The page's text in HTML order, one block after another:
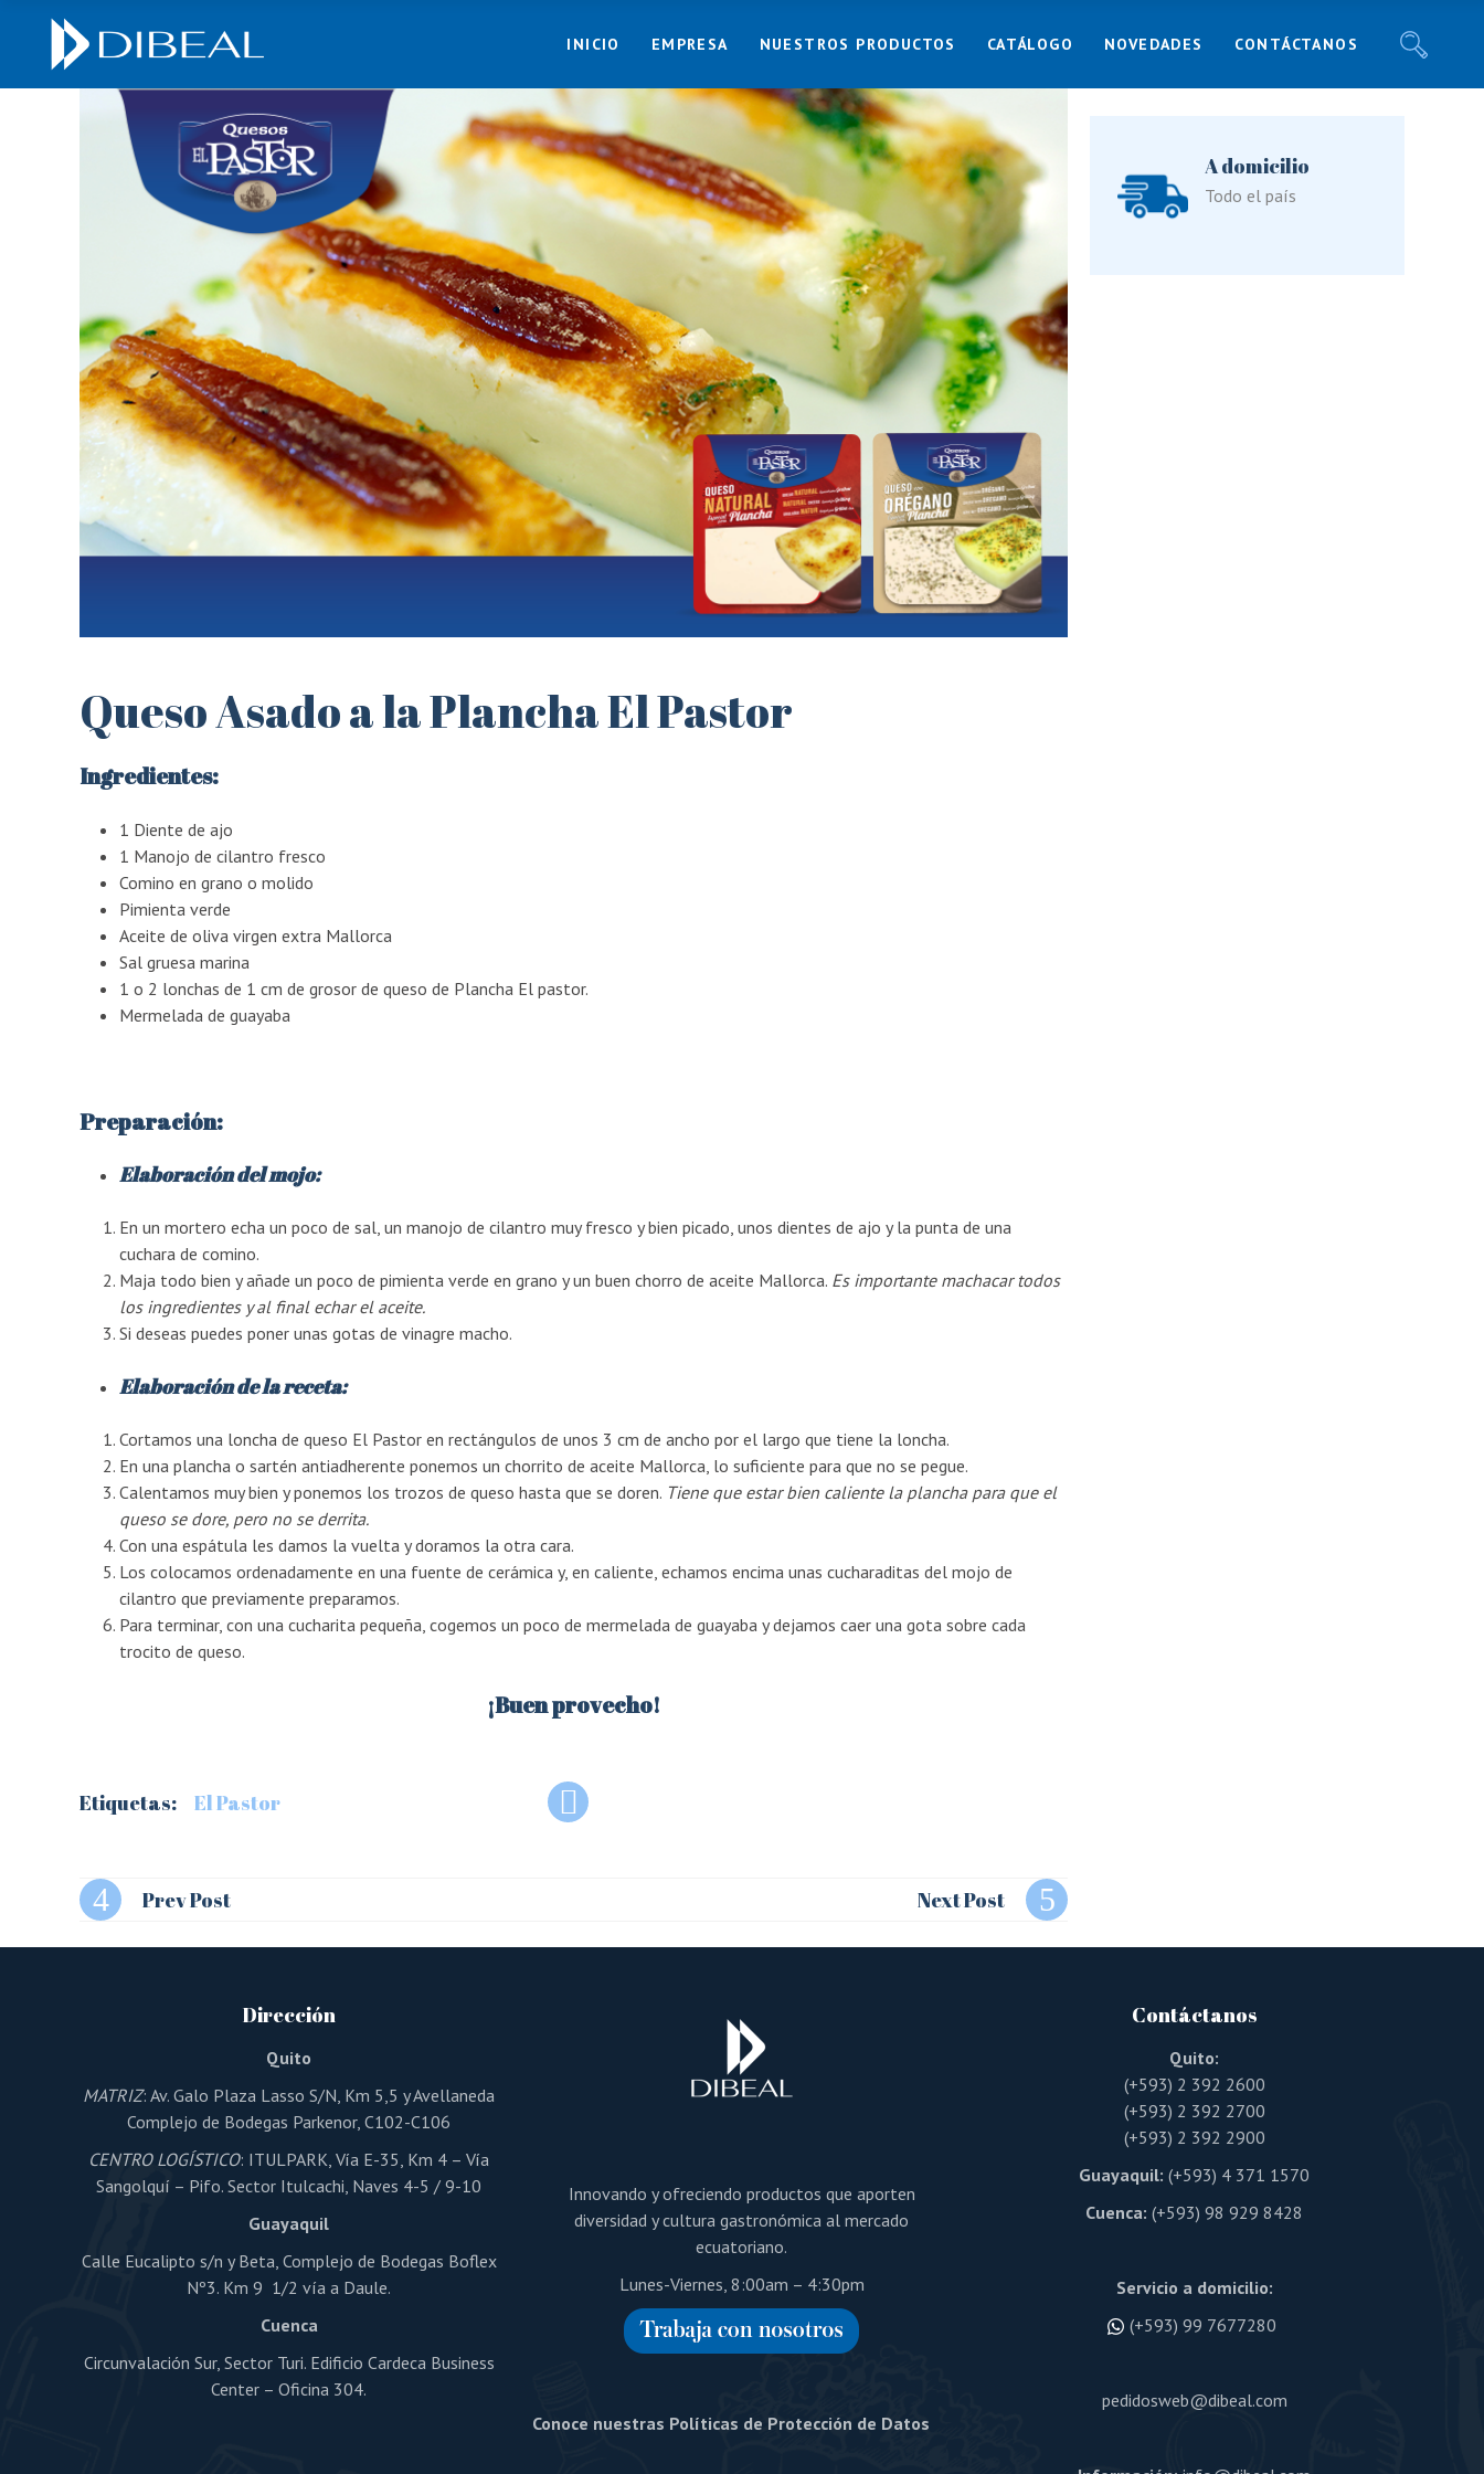
INICIO EMPRESA NUESTROS PRODUCTOS CATÁLOGO NOVEDADES
Recetas
Blog
CONTÁCTANOS
Responsabilidad Social
Queso Asado a la Plancha El Pastor
Ingredientes:
1 Diente de ajo
1 Manojo de cilantro fresco
Comino en grano o molido
Pimienta verde
Aceite de oliva virgen extra Mallorca
Sal gruesa marina
1 o 2 lonchas de 1 cm de grosor de queso de Plancha El pastor.
Mermelada de guayaba
Preparación:
Elaboración del mojo:
En un mortero echa un poco de sal, un manojo de cilantro muy fresco y bien picado, unos dientes de ajo y la punta de una
cuchara de comino.
Maja todo bien y añade un poco de pimienta verde en grano y un buen chorro de aceite Mallorca. Es importante machacar todos
los ingredientes y al final echar el aceite.
Si deseas puedes poner unas gotas de vinagre macho.
Elaboración de la receta:
Cortamos una loncha de queso El Pastor en rectángulos de unos 3 cm de ancho por el largo que tiene la loncha.
En una plancha o sartén antiadherente ponemos un chorrito de aceite Mallorca, lo suficiente para que no se pegue.
Calentamos muy bien y ponemos los trozos de queso hasta que se doren. Tiene que estar bien caliente la plancha para que el
queso se dore, pero no se derrita.
Con una espátula les damos la vuelta y doramos la otra cara.
Los colocamos ordenadamente en una fuente de cerámica y, en caliente, echamos encima unas cucharaditas del mojo de
cilantro que previamente preparamos.
Para terminar, con una cucharita pequeña, cogemos un poco de mermelada de guayaba y dejamos caer una gota sobre cada
trocito de queso.
¡Buen provecho!
Etiquetas: El Pastor
Prev Post Next Post
A domicilio
Todo el país
Dirección
Quito
MATRIZ: Av. Galo Plaza Lasso S/N, Km 5,5 y Avellaneda
Complejo de Bodegas Parkenor, C102-C106
CENTRO LOGÍSTICO: ITULPARK, Vía E-35, Km 4 – Vía
Sangolquí – Pifo. Sector Itulcachi, Naves 4-5 / 9-10
Guayaquil
Calle Eucalipto s/n y Beta, Complejo de Bodegas Boflex
Nº3. Km 9 1/2 vía a Daule.
Cuenca
Circunvalación Sur, Sector Turi. Edificio Cardeca Business
Center – Oficina 304.
Innovando y ofreciendo productos que aporten
diversidad y cultura gastronómica al mercado
ecuatoriano.
Lunes-Viernes, 8:00am – 4:30pm
Conoce nuestras Políticas de Protección de Datos
Contáctanos
Quito:
(+593) 2 392 2600
(+593) 2 392 2700
(+593) 2 392 2900
Guayaquil:(+593) 4 371 1570
Cuenca:(+593) 98 929 8428
Servicio a domicilio:
(+593) 99 7677280
pedidosweb@dibeal.com